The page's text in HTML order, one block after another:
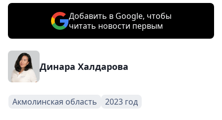
Добавить в Google, чтобы
читать новости первым
Динара Халдарова
Акмолинская область 2023 год